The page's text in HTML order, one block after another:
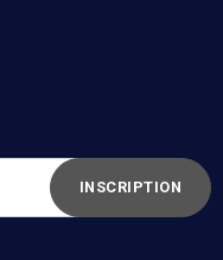
INSCRIPTION